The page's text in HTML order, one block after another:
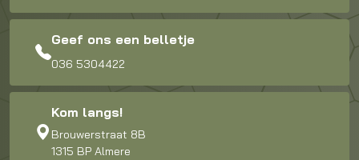
Geef ons een belletje
036 5304422
Kom langs!
Brouwerstraat 8B
1315 BP Almere